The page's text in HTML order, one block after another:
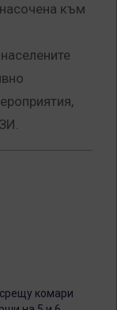
към
комари